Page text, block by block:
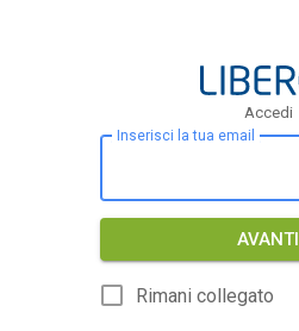
Accedi
Inserisci la tua email
AVANTI
Rimani collegato